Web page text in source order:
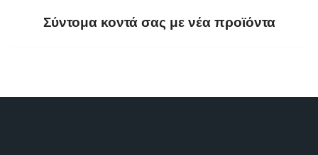
Σύντομα κοντά σας με νέα προϊόντα